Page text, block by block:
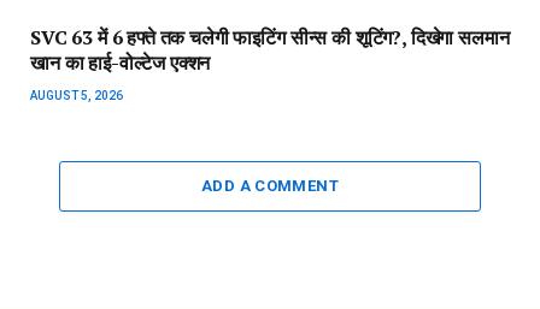
SVC 63 में 6 हफ्ते तक चलेगी फाइटिंग सीन्स की शूटिंग?, दिखेगा सलमान
खान का हाई-वोल्टेज एक्शन
AUGUST 5, 2026
ADD A COMMENT